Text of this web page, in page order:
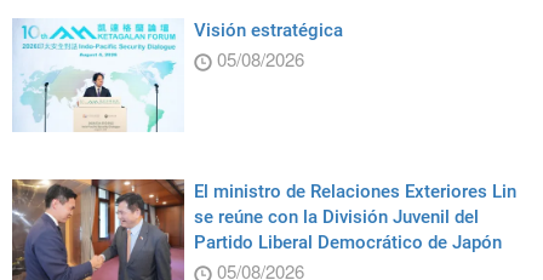
Visión estratégica
05/08/2026
El ministro de Relaciones Exteriores Lin
se reúne con la División Juvenil del
Partido Liberal Democrático de Japón
05/08/2026